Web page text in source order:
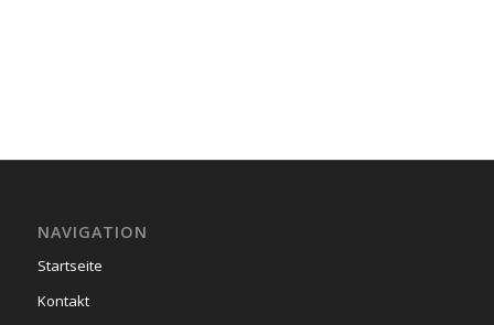
NAVIGATION
Startseite
Kontakt